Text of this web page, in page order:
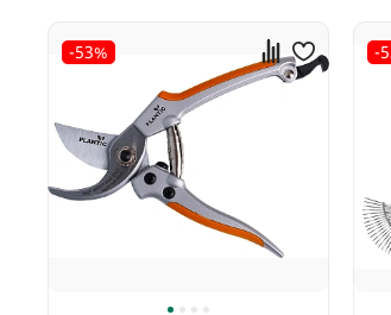
-53% -